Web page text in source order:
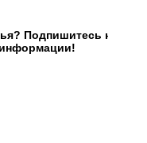
Подпишитесь на